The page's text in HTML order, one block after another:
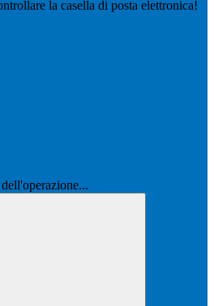
la casella di posta elettronica!